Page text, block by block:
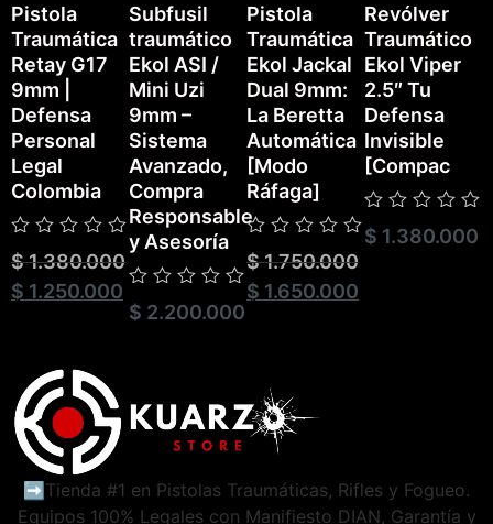
Pistola
Traumática
Retay G17
9mm |
Defensa
Personal
Legal
Colombia
Valorado
con
0
de
$1.380.000
$ 1.250.000
Subfusil
traumático
Ekol ASI /
Mini Uzi
9mm –
Sistema
Avanzado,
Compra
Responsable
y Asesoría
Valorado
con
$ 2.200.000
Pistola
Traumática
Ekol Jackal
Dual 9mm:
La Beretta
Automática
[Modo
Ráfaga]
Valorado
con
0
de
$1.750.000
$ 1.650.000
Revólver
Traumático
Ekol Viper
2.5″ Tu
Defensa
Invisible
[Compac
Valorado
con
$ 1.380.000
➡️Tienda #1 en Pistolas Traumáticas, Rifles y Fogueo.
Equipos 100% Legales con Manifiesto DIAN, Garantía y